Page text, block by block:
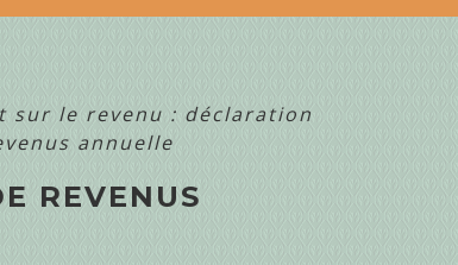
sur le revenu : déclaration
annuelle
REVENUS